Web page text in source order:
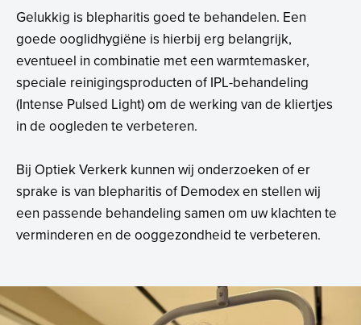
Gelukkig is blepharitis goed te behandelen. Een
goede ooglidhygiëne is hierbij erg belangrijk,
eventueel in combinatie met een warmtemasker,
speciale reinigingsproducten of IPL-behandeling
(Intense Pulsed Light) om de werking van de kliertjes
in de oogleden te verbeteren.
Bij Optiek Verkerk kunnen wij onderzoeken of er
sprake is van blepharitis of Demodex en stellen wij
een passende behandeling samen om uw klachten te
verminderen en de ooggezondheid te verbeteren.